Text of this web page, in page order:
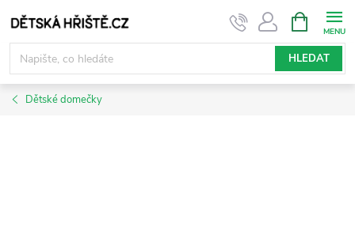
na
obsah
HLEDAT
NÁKUPNÍ
KOŠÍK
Dětské domečky